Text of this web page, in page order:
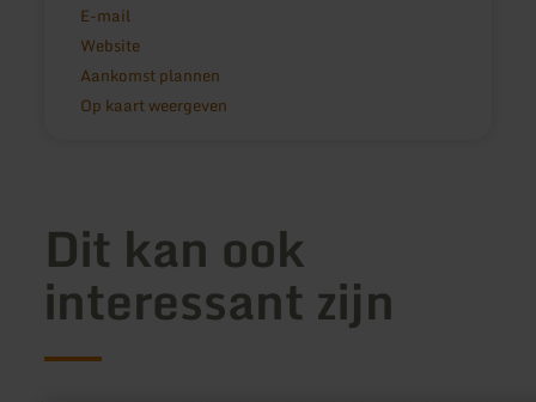
E-mail
Website
Aankomst plannen
Op kaart weergeven
Dit kan ook
interessant zijn